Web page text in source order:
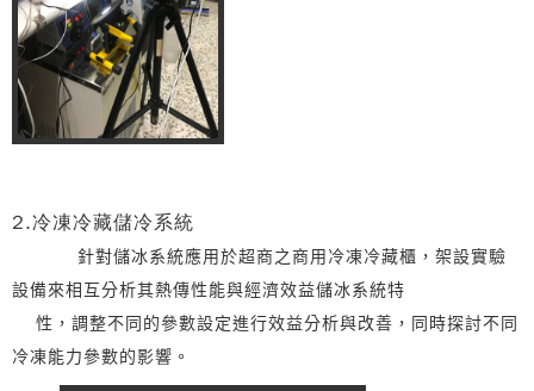
2.冷凍冷藏儲冷系統
針對儲冰系統應用於超商之商用冷凍冷藏櫃，架設實驗
設備來相互分析其熱傳性能與經濟效益儲冰系統特
性，調整不同的參數設定進行效益分析與改善，同時探討不同
冷凍能力參數的影響。